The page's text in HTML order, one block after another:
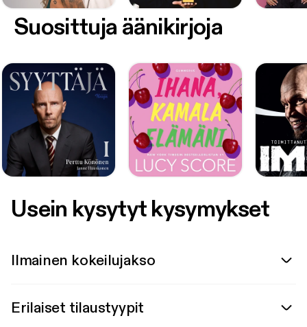
Suosittuja äänikirjoja
Usein kysytyt kysymykset
Ilmainen kokeilujakso
Erilaiset tilaustyypit